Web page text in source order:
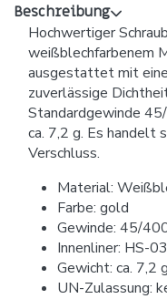
Beschreibung
Hochwertiger
weißblechfarbenem
ausgestattet mit
zuverlässige
Standardgewinde
ca. 7,2 g. Es handelt
Verschluss.
Material:
Farbe: gold
Gewinde: 45/
Innenliner: HS-
Gewicht: ca. 7,2 g
UN-Zulassung: